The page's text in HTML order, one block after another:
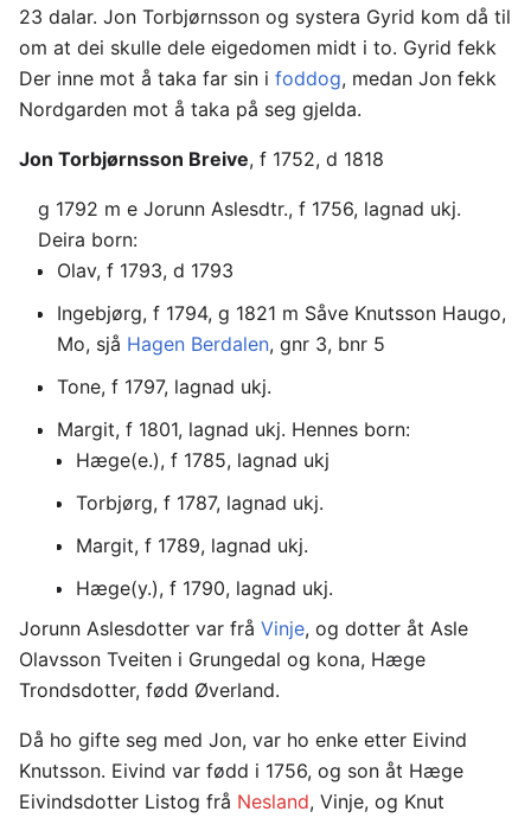
23 dalar. Jon Torbjørnsson og systera Gyrid kom då til
om at dei skulle dele eigedomen midt i to. Gyrid fekk
Der inne mot å taka far sin i foddog, medan Jon fekk
Nordgarden mot å taka på seg gjelda.
Jon Torbjørnsson Breive, f 1752, d 1818
g 1792 m e Jorunn Aslesdtr., f 1756, lagnad ukj.
Deira born:
Olav, f 1793, d 1793
Ingebjørg, f 1794, g 1821 m Såve Knutsson Haugo,
Mo, sjå Hagen Berdalen, gnr 3, bnr 5
Tone, f 1797, lagnad ukj.
Margit, f 1801, lagnad ukj. Hennes born:
Hæge(e.), f 1785, lagnad ukj
Torbjørg, f 1787, lagnad ukj.
Margit, f 1789, lagnad ukj.
Hæge(y.), f 1790, lagnad ukj.
Jorunn Aslesdotter var frå Vinje, og dotter åt Asle
Olavsson Tveiten i Grungedal og kona, Hæge
Trondsdotter, fødd Øverland.
Då ho gifte seg med Jon, var ho enke etter Eivind
Knutsson. Eivind var fødd i 1756, og son åt Hæge
Eivindsdotter Listog frå Nesland, Vinje, og Knut